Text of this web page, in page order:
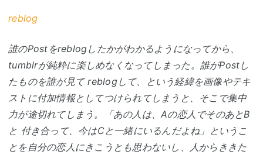
reblog
誰のPostをreblogしたかがわかるようになってから、
tumblrが純粋に楽しめなくなってしまった。誰がPostし
たものを誰が見て reblogして、という経緯を画像やテキ
ストに付加情報としてつけられてしまうと、そこで集中
力が途切れてしまう。「あの人は、Aの恋人でそのあとB
と 付き合って、今はCと一緒にいるんだよね」というこ
とを自分の恋人にきこうとも思わないし、人からききた